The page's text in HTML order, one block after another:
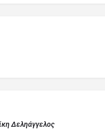
Δεληάγγελος